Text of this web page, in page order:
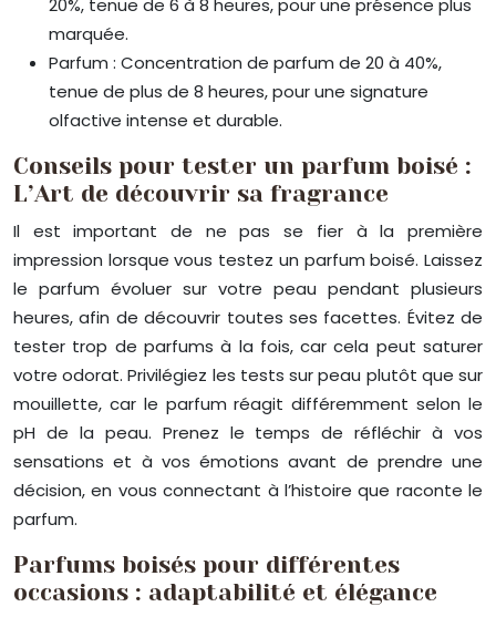
20%, tenue de 6 à 8 heures, pour une présence plus
marquée.
Parfum : Concentration de parfum de 20 à 40%,
tenue de plus de 8 heures, pour une signature
olfactive intense et durable.
Conseils pour tester un parfum boisé :
L’Art de découvrir sa fragrance
Il est important de ne pas se fier à la première
impression lorsque vous testez un parfum boisé. Laissez
le parfum évoluer sur votre peau pendant plusieurs
heures, afin de découvrir toutes ses facettes. Évitez de
tester trop de parfums à la fois, car cela peut saturer
votre odorat. Privilégiez les tests sur peau plutôt que sur
mouillette, car le parfum réagit différemment selon le
pH de la peau. Prenez le temps de réfléchir à vos
sensations et à vos émotions avant de prendre une
décision, en vous connectant à l’histoire que raconte le
parfum.
Parfums boisés pour différentes
occasions : adaptabilité et élégance